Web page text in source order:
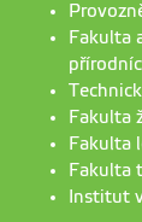
Fakulta
Fakulta
Fakulta
Fakulta
Institut